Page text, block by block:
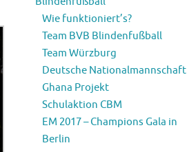
Wie funktioniert’s?
Team BVB Blindenfußball
Team Würzburg
Deutsche Nationalmannschaft
Ghana Projekt
Schulaktion CBM
EM 2017 – Champions Gala in
Berlin